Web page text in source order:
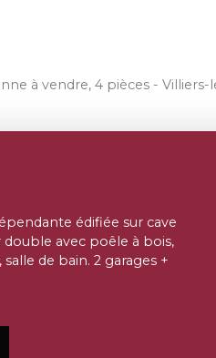
à vendre, 4 pièces -
édifiée sur cave
avec poêle à bois,
de bain. 2 garages +